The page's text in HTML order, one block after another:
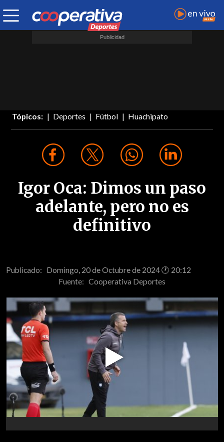
Tópicos: Deportes Fútbol Huachipato
Igor Oca: Dimos un paso
adelante, pero no es
definitivo
Publicado: Domingo, 20 de Octubre de 2024 🕐 20:12
Fuente: Cooperativa Deportes
Play
Video